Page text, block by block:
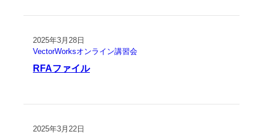
2025年3月28日
VectorWorksオンライン講習会
RFAファイル
2025年3月22日